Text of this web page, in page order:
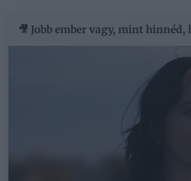
🎥 Jobb ember vagy, mint hinnéd,